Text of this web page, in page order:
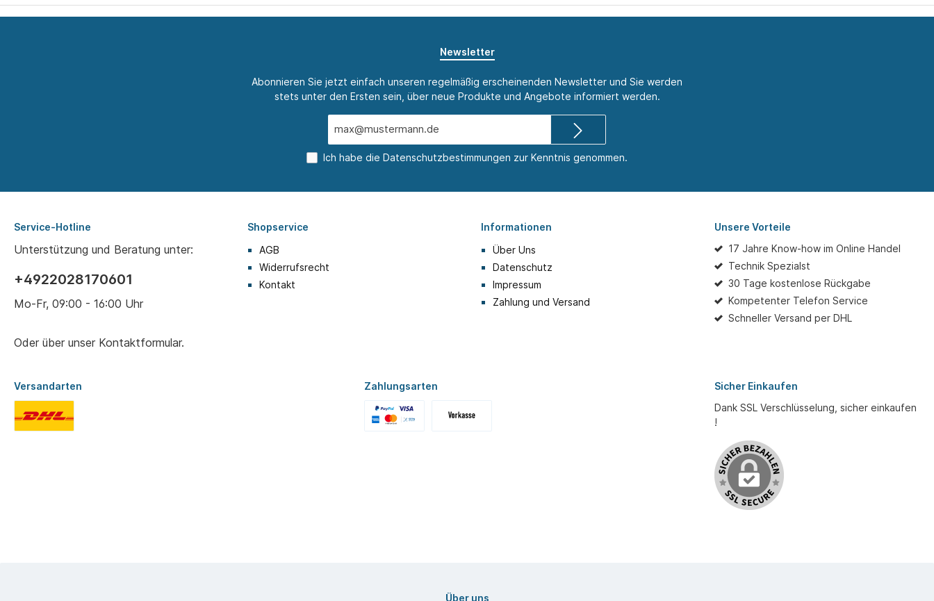
Newsletter
Abonnieren Sie jetzt einfach unseren regelmäßig erscheinenden Newsletter und Sie werden
stets unter den Ersten sein, über neue Produkte und Angebote informiert werden.
Adresse*
Ich habe die Datenschutzbestimmungen zur Kenntnis genommen.
Service-Hotline
Unterstützung und Beratung unter:
+4922028170601
Mo-Fr, 09:00 - 16:00 Uhr
Oder über unser Kontaktformular.
Shopservice
AGB
Widerrufsrecht
Kontakt
Informationen
Über Uns
Datenschutz
Impressum
Zahlung und Versand
Unsere Vorteile
17 Jahre Know-how im Online Handel
Technik Spezialst
30 Tage kostenlose Rückgabe
Kompetenter Telefon Service
Schneller Versand per DHL
Versandarten Zahlungsarten
Sicher Einkaufen
Dank SSL Verschlüsselung, sicher einkaufen
!
Über uns